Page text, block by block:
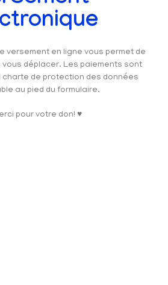
versement en ligne vous permet de
déplacer. Les paiements sont
de protection des données
au pied du formulaire.
pour votre don! ♥